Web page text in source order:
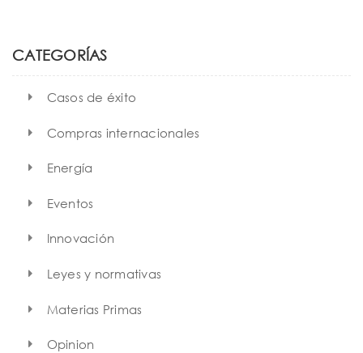
h
CATEGORÍAS
Casos de éxito
Compras internacionales
Energía
Eventos
Innovación
Leyes y normativas
Materias Primas
Opinion